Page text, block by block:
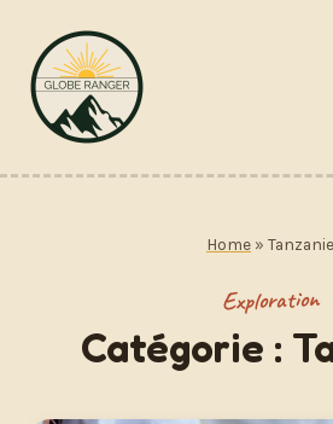
contenu
Home » Tanzanie
Exploration
Catégorie :